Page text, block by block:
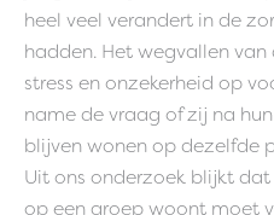
heel veel verandert in de
hadden. Het wegvallen
stress en onzekerheid op
name de vraag of zij na
blijven wonen op dezelfde
Uit ons onderzoek blijkt
op een groep woont moet